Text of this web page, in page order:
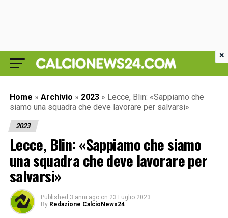
Home » Archivio » 2023 » Lecce, Blin: «Sappiamo che
siamo una squadra che deve lavorare per salvarsi»
2023
Lecce, Blin: «Sappiamo che siamo
una squadra che deve lavorare per
salvarsi»
Published 3 anni ago on 23 Luglio 2023
By Redazione CalcioNews24
×